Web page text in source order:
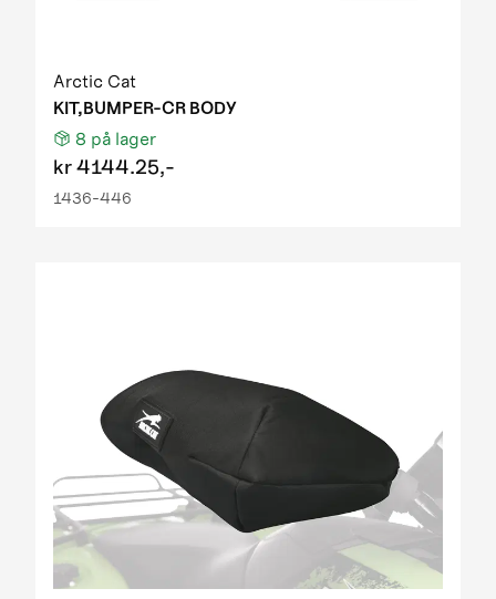
Arctic Cat
KIT,BUMPER-CR BODY
8 på lager
kr4144.25,-
1436-446